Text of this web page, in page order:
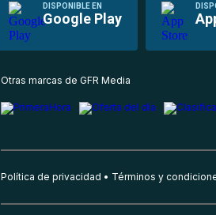
DISPONIBLE EN
Google Play
Otras marcas de GFR Media
Política de privacidad Términos y